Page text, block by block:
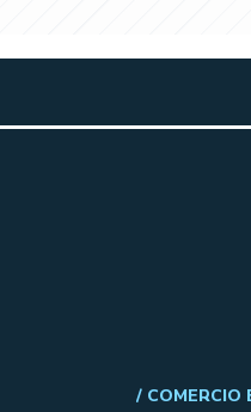
/ COMERCIO